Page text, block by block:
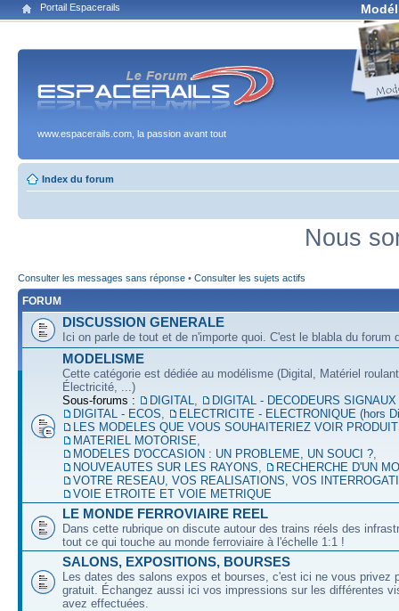
Portail Espacerails
www.espacerails.com, la passion avant tout
Index du forum
Nous
Consulter les messages sans réponse • Consulter les sujets actifs
FORUM
DISCUSSION GENERALE
Ici on parle de tout et de n'importe quoi. C'est le blabla du forum
MODELISME
Cette catégorie est dédiée au modélisme (Digital, Matériel
Électricité, ...)
Sous-forums :
DIGITAL,
DIGITAL - DECODEURS
DIGITAL - ECOS,
ELECTRICITE - ELECTRONIQUE (hors
LES MODELES QUE VOUS SOUHAITERIEZ VOIR
MATERIEL MOTORISE,
MODELES D'OCCASION : UN PROBLEME, UN SOUCI ?,
NOUVEAUTES SUR LES RAYONS,
RECHERCHE D'UN
VOTRE RESEAU, VOS REALISATIONS, VOS
VOIE ETROITE ET VOIE METRIQUE
LE MONDE FERROVIAIRE REEL
Dans cette rubrique on discute autour des trains réels des
tout ce qui touche au monde ferroviaire à l'échelle 1:1 !
SALONS, EXPOSITIONS, BOURSES
Les dates des salons expos et bourses, c'est ici ne vous privez
gratuit. Échangez aussi ici vos impressions sur les différentes
avez effectuées.